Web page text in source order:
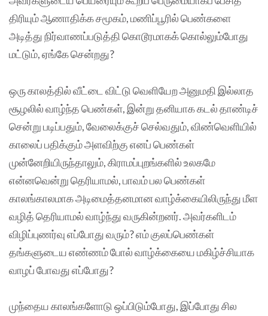
திரியும் ஆணாதிக்க சமூகம், மணிப்பூரில் பெண்களை
அடித்து நிர்வாணப்படுத்தி கொடூரமாகக் கொல்லும்போது
மட்டும், ஏங்கே சென்றது?
ஒரு காலத்தில் வீட்டை விட்டு வெளியேற அனுமதி இல்லாத
சூழலில் வாழ்ந்த பெண்கள், இன்று தனியாக கடல் தாண்டிச்
சென்று படிப்பதும், வேலைக்குச் செல்வதும், விண்வெளியில்
காலைப் பதிக்கும் அளவிற்கு எனப் பெண்கள்
முன்னேறியிருந்தாலும், கிராமப்புறங்களில் உலகமே
என்னவென்று தெரியாமல், பாவம் பல பெண்கள்
காலங்காலமாக அடிமைத்தனமான வாழ்க்கையிலிருந்து மீள
வழித் தெரியாமல் வாழ்ந்து வருகின்றனர். அவர்களிடம்
விழிப்புணர்வு எப்போது வரும்? எம் குலப்பெண்கள்
தங்களுடைய எண்ணம் போல் வாழ்க்கையை மகிழ்ச்சியாக
வாழப் போவது எப்போது?
முந்தைய காலங்களோடு ஒப்பிடும்போது, இப்போது சில